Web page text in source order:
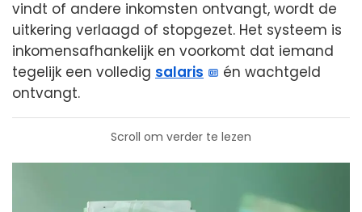
vindt of andere inkomsten ontvangt, wordt de
uitkering verlaagd of stopgezet. Het systeem is
inkomensafhankelijk en voorkomt dat iemand
tegelijk een volledig salaris
én wachtgeld
ontvangt.
Scroll om verder te lezen